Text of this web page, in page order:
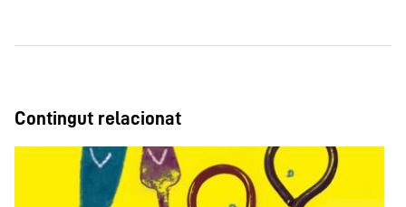
Contingut relacionat